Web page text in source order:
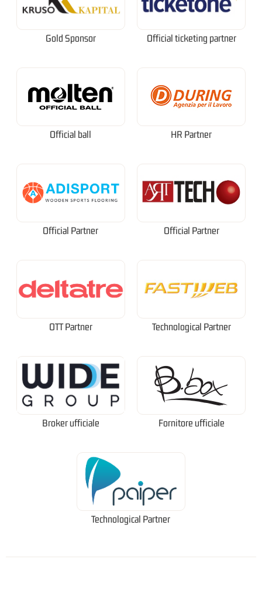
Gold Sponsor Official ticketing partner
Official ball HR Partner
Official Partner Official Partner
OTT Partner Technological Partner
Broker ufficiale Fornitore ufficiale
Technological Partner